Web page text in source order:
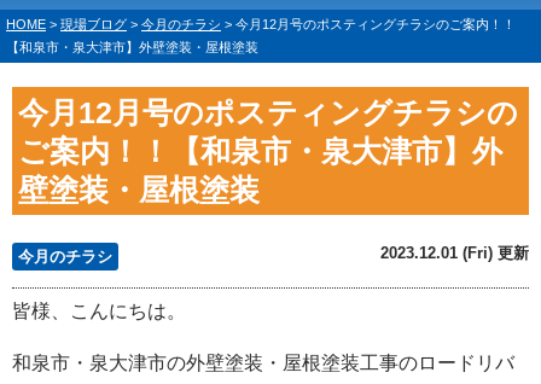
HOME > 現場ブログ > 今月のチラシ > 今月12月号のポスティングチラシのご案内！！
【和泉市・泉大津市】外壁塗装・屋根塗装
今月12月号のポスティングチラシの
ご案内！！【和泉市・泉大津市】外
壁塗装・屋根塗装
今月のチラシ 2023.12.01 (Fri) 更新
皆様、こんにちは。
和泉市・泉大津市の外壁塗装・屋根塗装工事のロードリバ